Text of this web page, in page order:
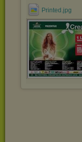
Printed.jpg